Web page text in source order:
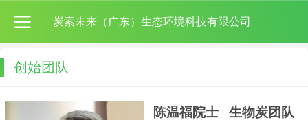
炭索未来（广东）生态环境科技有限公司
创始团队
陈温福院士 生物炭团队